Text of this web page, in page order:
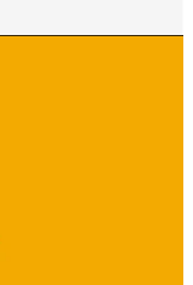
de peso.